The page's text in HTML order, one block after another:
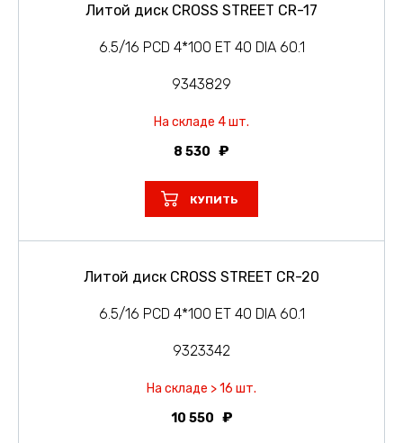
Литой диск CROSS STREET CR-17
6.5/16 PCD 4*100 ET 40 DIA 60.1
9343829
На складе 4 шт.
8 530
КУПИТЬ
Литой диск CROSS STREET CR-20
6.5/16 PCD 4*100 ET 40 DIA 60.1
9323342
На складе > 16 шт.
10 550